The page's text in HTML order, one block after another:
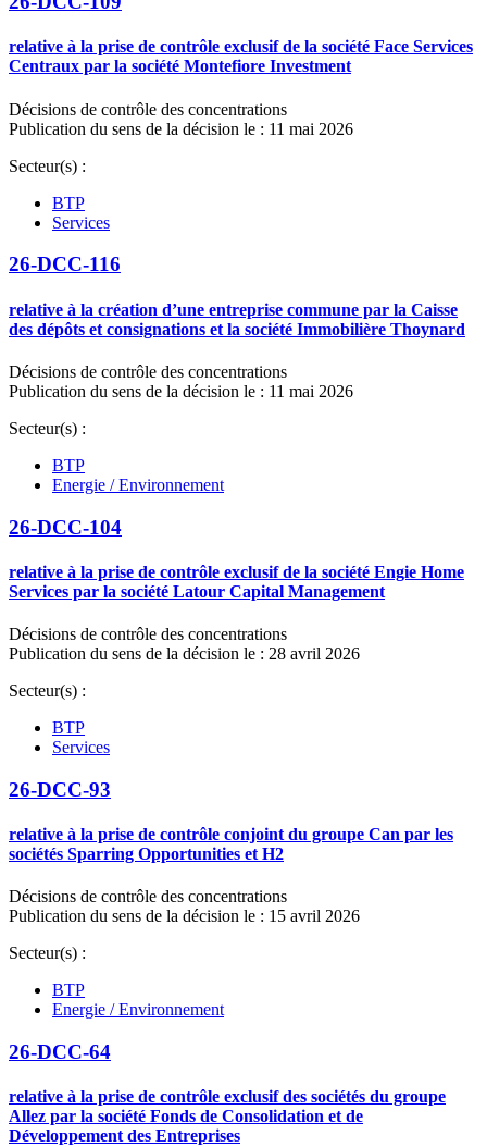
relative à la prise de contrôle exclusif de la société Face Services
Centraux par la société Montefiore Investment
Décisions de contrôle des concentrations
Publication du sens de la décision le : 11 mai 2026
Secteur(s) :
BTP
Services
26-DCC-116
relative à la création d’une entreprise commune par la Caisse
des dépôts et consignations et la société Immobilière Thoynard
Décisions de contrôle des concentrations
Publication du sens de la décision le : 11 mai 2026
Secteur(s) :
BTP
Energie / Environnement
26-DCC-104
relative à la prise de contrôle exclusif de la société Engie Home
Services par la société Latour Capital Management
Décisions de contrôle des concentrations
Publication du sens de la décision le : 28 avril 2026
Secteur(s) :
BTP
Services
26-DCC-93
relative à la prise de contrôle conjoint du groupe Can par les
sociétés Sparring Opportunities et H2
Décisions de contrôle des concentrations
Publication du sens de la décision le : 15 avril 2026
Secteur(s) :
BTP
Energie / Environnement
26-DCC-64
relative à la prise de contrôle exclusif des sociétés du groupe
Allez par la société Fonds de Consolidation et de
Développement des Entreprises